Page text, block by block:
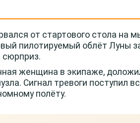
от стартового стола на
пилотируемый облёт Луны
сюрприз.
женщина в экипаже,
Сигнал тревоги поступил
полёту.